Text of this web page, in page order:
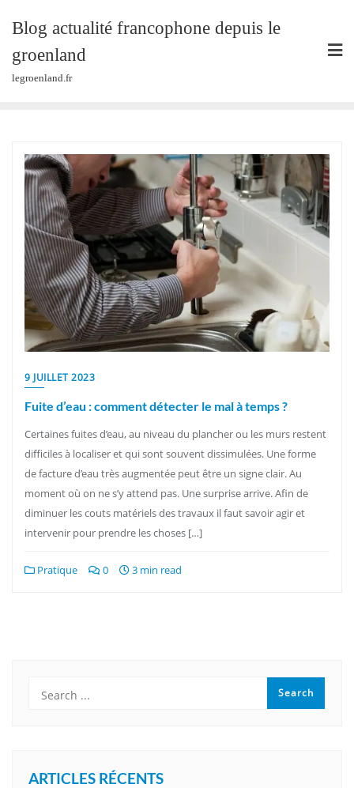
content
Blog actualité francophone depuis le
groenland
legroenland.fr
9 JUILLET 2023
Fuite d’eau : comment détecter le mal à temps ?
Certaines fuites d’eau, au niveau du plancher ou les murs restent
difficiles à localiser et qui sont souvent dissimulées. Une forme
de facture d’eau très augmentée peut être un signe clair. Au
moment où on ne s’y attend pas. Une surprise arrive. Afin de
diminuer les couts matériels des travaux il faut savoir agir et
intervenir pour prendre les choses […]
Pratique 0 3 min read
ARTICLES RÉCENTS